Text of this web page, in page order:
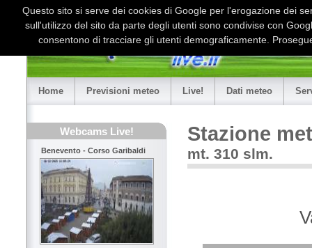
Home Previsioni meteo Live! Dati meteo
Webcams Live!
Benevento - Corso Garibaldi
Stazione
mt. 310 slm.
Questo sito si serve dei cookies di Google per l'erogazione dei
sull'utilizzo del sito da parte degli utenti sono condivise con
consentono di tracciare gli utenti demograficamente.